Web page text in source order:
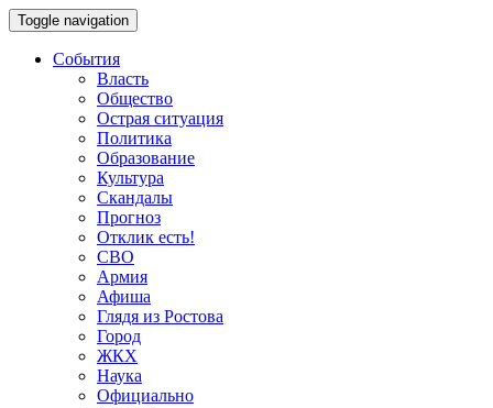
Toggle navigation
События
Власть
Общество
Острая ситуация
Политика
Образование
Культура
Скандалы
Прогноз
Отклик есть!
СВО
Армия
Афиша
Глядя из Ростова
Город
ЖКХ
Наука
Официально